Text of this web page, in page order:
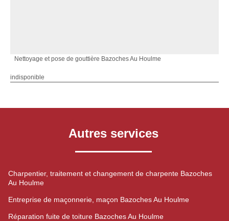
Nettoyage et pose de gouttière Bazoches Au Houlme
indisponible
Autres services
Charpentier, traitement et changement de charpente Bazoches
Au Houlme
Entreprise de maçonnerie, maçon Bazoches Au Houlme
Réparation fuite de toiture Bazoches Au Houlme